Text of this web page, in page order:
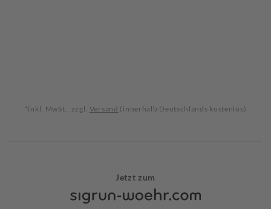
*inkl. MwSt., zzgl. Versand (innerhalb Deutschlands kostenlos)
Jetzt zum